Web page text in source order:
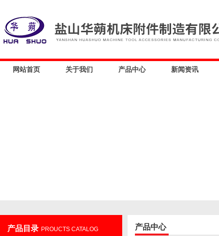
网站首页 关于我们 产品中心 新闻资讯
产品目录 PROUCTS CATALOG 产品中心